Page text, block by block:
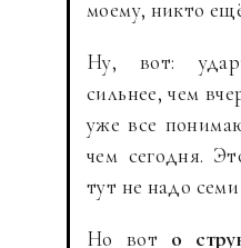
моему, никто
Ну, вот:
сильнее, чем
уже все
чем сегодня.
тут не надо
Но вот о